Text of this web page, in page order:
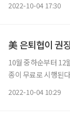
2022-10-04 17:30
美 은퇴협이 권
10월 중하순부터 12
종이 무료로 시행된
2022-10-04 10:29